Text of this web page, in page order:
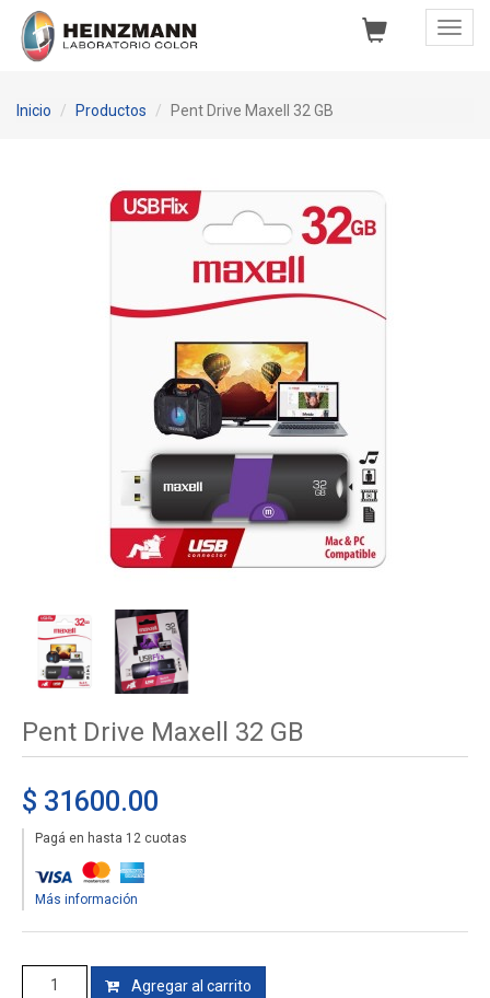
Inicio Productos Pent Drive Maxell 32 GB
Pent Drive Maxell 32 GB
$ 31600.00
Pagá en hasta 12 cuotas
Más información
Agregar al carrito